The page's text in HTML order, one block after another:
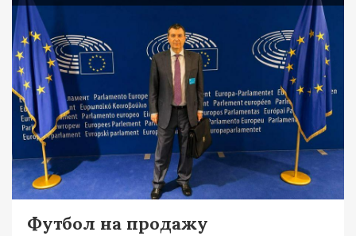
Футбол на продажу